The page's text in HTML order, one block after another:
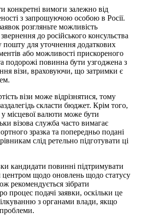
конкретні вимоги залежно від
з запрошуючою особою в Росії.
розгляньте можливість
до російського консульства
пошту для уточнення додаткових
або можливості прискореного
подорожі повинна бути узгоджена з
візи, враховуючи, що затримки є
візи може відрізнятися, тому
скласти бюджет. Крім того,
у місцевої валюти може бути
візова служба часто вимагає
зразка та попередньо подані
слід ретельно підготувати ці
кандидати повинні підтримувати
центром щодо оновлень щодо статусу
рекомендується зібрати
процес подачі заявки, оскільки це
з органами влади, якщо